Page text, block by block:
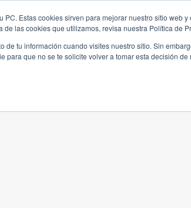
PC. Estas cookies sirven para mejorar nuestro sitio web
de las cookies que utilizamos, revisa nuestra Política de
de tu información cuando visites nuestro sitio. Sin
para que no se te solicite volver a tomar esta decisión de